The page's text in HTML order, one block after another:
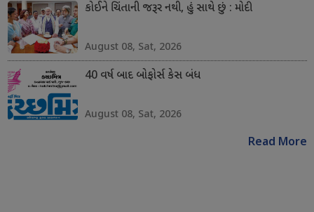
કોઈને ચિંતાની જરૂર નથી, હું સાથે છું : મોદી
August 08, Sat, 2026
40 વર્ષ બાદ બોફોર્સ કેસ બંધ
August 08, Sat, 2026
Read More